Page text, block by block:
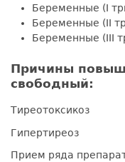
Беременные (I
Беременные (II
Беременные (III
Причины
свободный:
Тиреотоксикоз
Гипертиреоз
Прием ряда